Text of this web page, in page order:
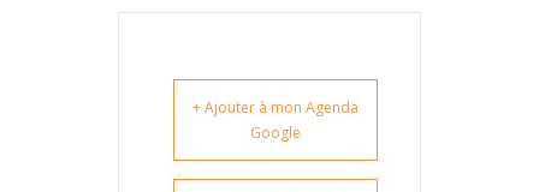
+ Ajouter à mon Agenda
Google